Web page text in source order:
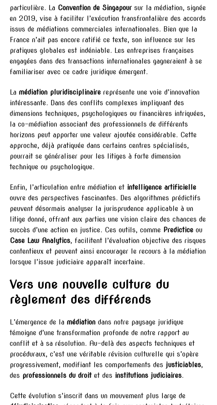
particulière. La Convention de Singapour sur la médiation, signée
en 2019, vise à faciliter l’exécution transfrontalière des accords
issus de médiations commerciales internationales. Bien que la
France n’ait pas encore ratifié ce texte, son influence sur les
pratiques globales est indéniable. Les entreprises françaises
engagées dans des transactions internationales gagneraient à se
familiariser avec ce cadre juridique émergent.
La médiation pluridisciplinaire représente une voie d’innovation
intéressante. Dans des conflits complexes impliquant des
dimensions techniques, psychologiques ou financières intriquées,
la co-médiation associant des professionnels de différents
horizons peut apporter une valeur ajoutée considérable. Cette
approche, déjà pratiquée dans certains centres spécialisés,
pourrait se généraliser pour les litiges à forte dimension
technique ou psychologique.
Enfin, l’articulation entre médiation et intelligence artificielle
ouvre des perspectives fascinantes. Des algorithmes prédictifs
peuvent désormais analyser la jurisprudence applicable à un
litige donné, offrant aux parties une vision claire des chances de
succès d’une action en justice. Ces outils, comme Predictice ou
Case Law Analytics, facilitent l’évaluation objective des risques
contentieux et peuvent ainsi encourager le recours à la médiation
lorsque l’issue judiciaire apparaît incertaine.
Vers une nouvelle culture du
règlement des différends
L’émergence de la médiation dans notre paysage juridique
témoigne d’une transformation profonde de notre rapport au
conflit et à sa résolution. Au-delà des aspects techniques et
procéduraux, c’est une véritable révision culturelle qui s’opère
progressivement, modifiant les comportements des justiciables,
des professionnels du droitet des institutions judiciaires.
Cette évolution s’inscrit dans un mouvement plus large de